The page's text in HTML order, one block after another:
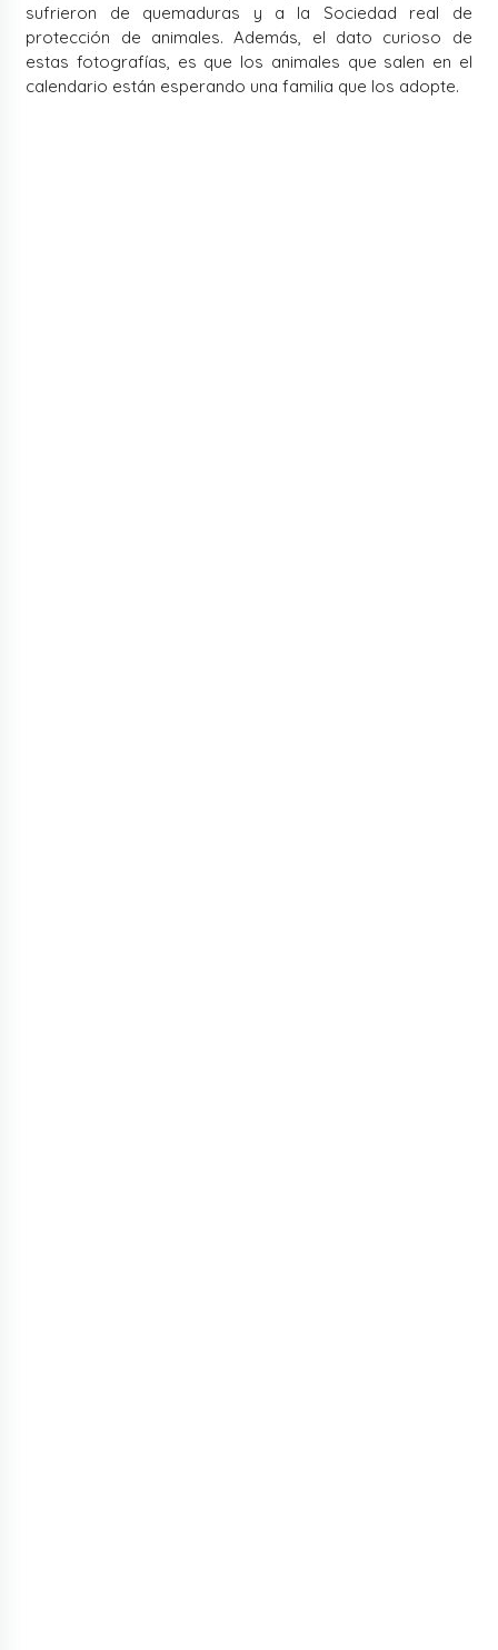
sufrieron de quemaduras y a la Sociedad real de
protección de animales. Además, el dato curioso de
estas fotografías, es que los animales que salen en el
calendario están esperando una familia que los adopte.